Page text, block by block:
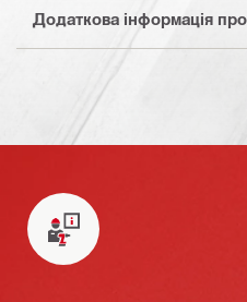
Додаткова інформація